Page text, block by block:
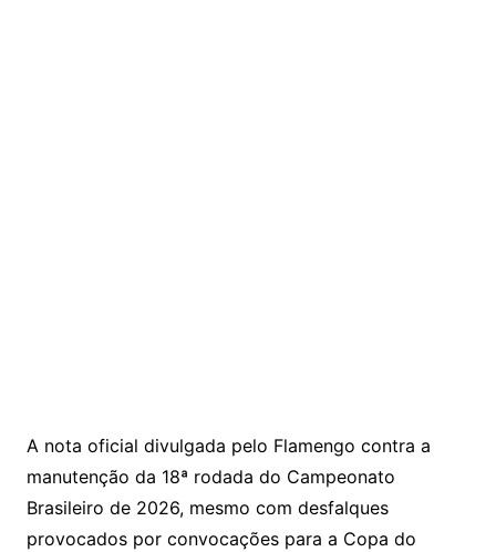
A nota oficial divulgada pelo Flamengo contra a
manutenção da 18ª rodada do Campeonato
Brasileiro de 2026, mesmo com desfalques
provocados por convocações para a Copa do